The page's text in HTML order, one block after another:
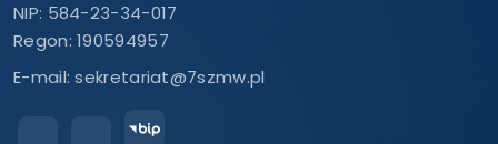
NIP: 584-23-34-017
Regon: 190594957
E-mail:sekretariat@7szmw.pl